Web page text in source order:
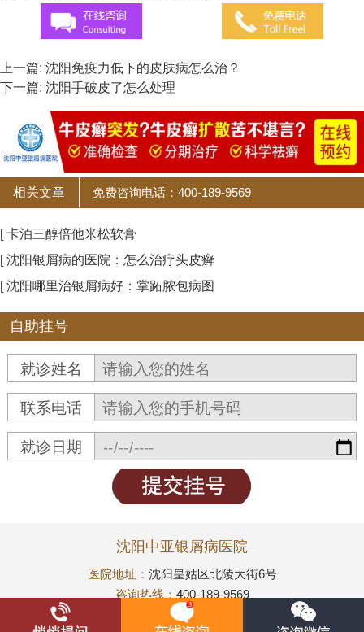
上一篇: 沈阳免疫力低下的皮肤病怎么治？
下一篇: 沈阳手破皮了怎么处理
相关文章 免费咨询电话：400-189-9569
[ 卡泊三醇倍他米松软膏
[ 沈阳银屑病的医院：怎么治疗头皮癣
[ 沈阳哪里治银屑病好：掌跖脓包病图
自助挂号
就诊姓名
联系电话
就诊日期
沈阳中亚银屑病医院
医院地址： 沈阳皇姑区北陵大街6号
咨询热线： 400-189-9569